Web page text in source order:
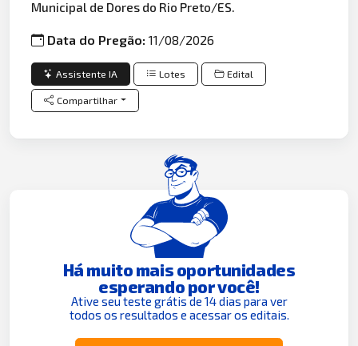
Municipal de Dores do Rio Preto/ES.
Data do Pregão:11/08/2026
Assistente IA Lotes Edital
Compartilhar
Há muito mais oportunidades
esperando por você!
Ative seu teste grátis de 14 dias para ver
todos os resultados e acessar os editais.